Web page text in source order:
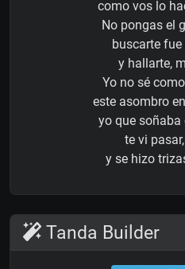
como vos lo
No pongas el
buscarte
y hallarte,
Yo no sé
este asombro
yo que soñaba
te vi
y se hizo
Tanda Builder